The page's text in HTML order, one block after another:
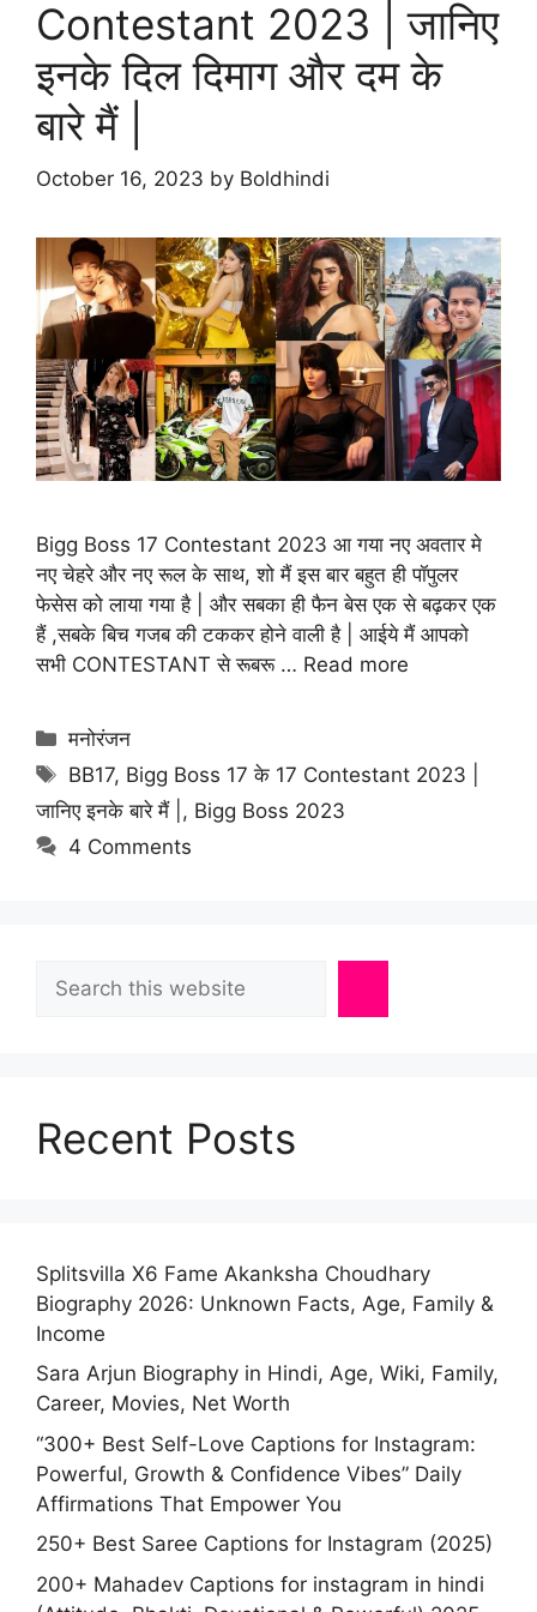
Contestant 2023 | जानिए
इनके दिल दिमाग और दम के
बारे मैं |
October 16, 2023 by Boldhindi
Bigg Boss 17 Contestant 2023 आ गया नए अवतार मे
नए चेहरे और नए रूल के साथ, शो मैं इस बार बहुत ही पॉपुलर
फेसेस को लाया गया है | और सबका ही फैन बेस एक से बढ़कर एक
हैं ,सबके बिच गजब की टककर होने वाली है | आईये मैं आपको
सभी CONTESTANT से रूबरू … Read more
Categories
मनोरंजन
Tags
BB17, Bigg Boss 17 के 17 Contestant 2023 |
जानिए इनके बारे मैं | , Bigg Boss 2023
4 Comments
Recent Posts
Splitsvilla X6 Fame Akanksha Choudhary
Biography 2026: Unknown Facts, Age, Family &
Income
Sara Arjun Biography in Hindi, Age, Wiki, Family,
Career, Movies, Net Worth
“300+ Best Self-Love Captions for Instagram:
Powerful, Growth & Confidence Vibes” Daily
Affirmations That Empower You
250+ Best Saree Captions for Instagram (2025)
200+ Mahadev Captions for instagram in hindi